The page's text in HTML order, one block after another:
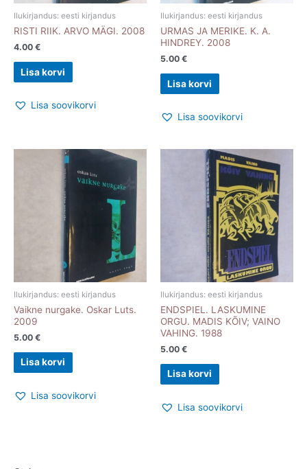
Ilukirjandus: eesti kirjandus
RISTI RIIK. ARVO MÄGI. 2008
4.00 €
Lisa korvi
Lisa soovikorvi
Ilukirjandus: eesti kirjandus
URMAS JA MERIKE. K. A.
HINDREY. 2008
5.00 €
Lisa korvi
Lisa soovikorvi
Ilukirjandus: eesti kirjandus
Vaikne nurgake. Oskar Luts.
2009
5.00 €
Lisa korvi
Lisa soovikorvi
Ilukirjandus: eesti kirjandus
ENDSPIEL. LASKUMINE
ORGU. MADIS KÕIV; VAINO
VAHING. 1988
5.00 €
Lisa korvi
Lisa soovikorvi